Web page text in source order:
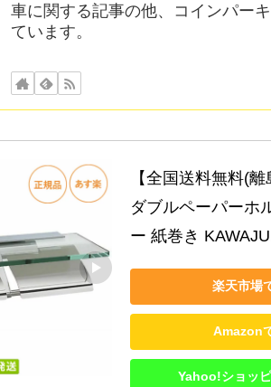
車に関する記事の他、コインパー
ています。
【全国送料無料(
ダブルペーパーホ
ー 紙巻き
楽天市場
Amazon
Yahoo!ショッ